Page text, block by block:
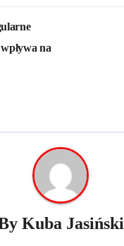
na
Kuba Jasiński